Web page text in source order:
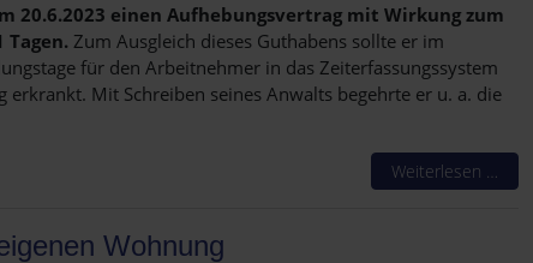
20.6.2023 einen Aufhebungsvertrag mit Wirkung zum
Zum Ausgleich dieses Guthabens sollte er im
für den Arbeitnehmer in das Zeiterfassungssystem
Mit Schreiben seines Anwalts begehrte er u. a. die
Weiterlesen …
Wohnung